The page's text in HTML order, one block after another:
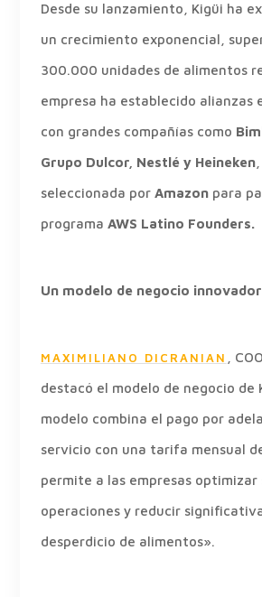
Desde su lanzamiento, Kigüi ha
un crecimiento exponencial,
300.000 unidades de alimentos
empresa ha establecido alianzas
con grandes compañías como
Grupo Dulcor, Nestlé y Heineken,
seleccionada por Amazonpara
programa AWS Latino Founders.
Un modelo de negocio
MAXIMILIANO DICRANIAN
,
destacó el modelo de negocio de
modelo combina el pago por
servicio con una tarifa mensual
permite a las empresas optimizar
operaciones y reducir
desperdicio de alimentos».